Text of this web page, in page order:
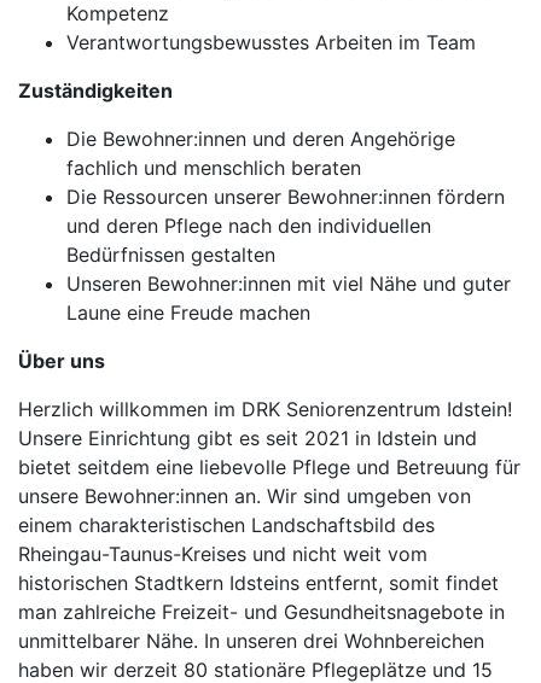
Kompetenz
Verantwortungsbewusstes Arbeiten im Team
Zuständigkeiten
Die Bewohner:innen und deren Angehörige
fachlich und menschlich beraten
Die Ressourcen unserer Bewohner:innen fördern
und deren Pflege nach den individuellen
Bedürfnissen gestalten
Unseren Bewohner:innen mit viel Nähe und guter
Laune eine Freude machen
Über uns
Herzlich willkommen im DRK Seniorenzentrum Idstein!
Unsere Einrichtung gibt es seit 2021 in Idstein und
bietet seitdem eine liebevolle Pflege und Betreuung für
unsere Bewohner:innen an. Wir sind umgeben von
einem charakteristischen Landschaftsbild des
Rheingau-Taunus-Kreises und nicht weit vom
historischen Stadtkern Idsteins entfernt, somit findet
man zahlreiche Freizeit- und Gesundheitsnagebote in
unmittelbarer Nähe. In unseren drei Wohnbereichen
haben wir derzeit 80 stationäre Pflegeplätze und 15